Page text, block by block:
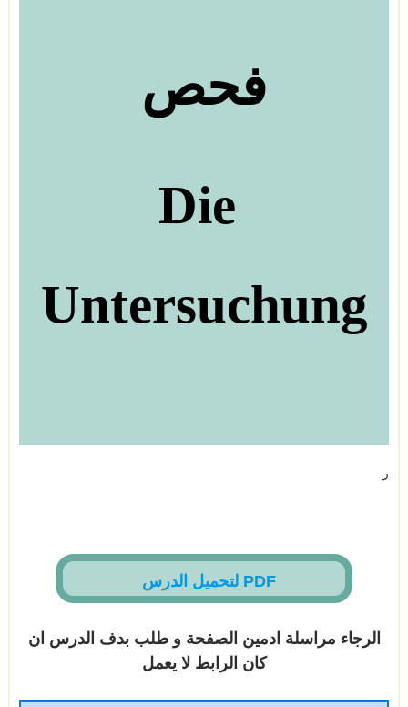
فحص
Die
Untersuchung
ر
لتحميل الدرس PDF
الرجاء مراسلة ادمين الصفحة و طلب بدف الدرس ان
كان الرابط لا يعمل